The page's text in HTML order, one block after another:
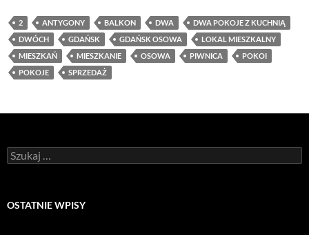
2 ANTYGONY BALKON DWA
DWA POKOJE Z KUCHNIĄ
DWÓCH
GDAŃSK GDAŃSK OSOWA
LOKAL MIESZKALNY
MIESZKAŃ
MIESZKANIE OSOWA PIWNICA
POKOI
POKOJE
SPRZEDAŻ
Szukaj:
OSTATNIE WPISY